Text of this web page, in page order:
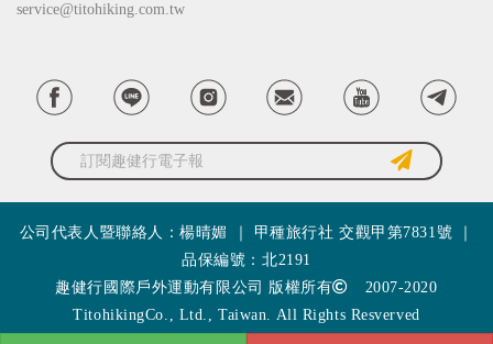
service@titohiking.com.tw
訂閱趣健行電子報
公司代表人暨聯絡人：楊晴媚 ｜ 甲種旅行社 交觀甲第7831號 ｜
品保編號：北2191
趣健行國際戶外運動有限公司 版權所有
2007-2020
TitohikingCo., Ltd., Taiwan. All Rights Resverved